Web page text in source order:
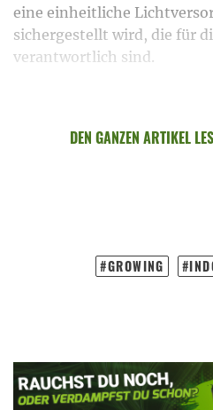
eine einheitliche
sichergestellt wird, die für
verantwortlich sind.
DEN GANZEN ARTIKEL
GROWING